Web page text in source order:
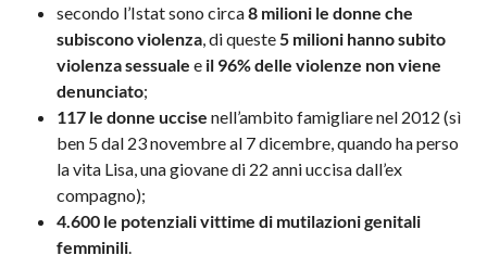
secondo l’Istat sono circa8 milioni le donne che
subiscono violenza , di queste 5 milioni hanno subito
violenza sessuale e il 96% delle violenze non viene
denunciato;
117 le donne uccise nell’ambito famigliare nel 2012 (sì
ben 5 dal 23 novembre al 7 dicembre, quando ha perso
la vita Lisa, una giovane di 22 anni uccisa dall’ex
compagno);
4.600 le potenziali vittime di mutilazioni genitali
femminili